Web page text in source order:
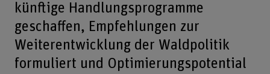
künftige Handlungsprogramme
geschaffen, Empfehlungen zur
Weiterentwicklung der Waldpolitik
formuliert und Optimierungspotential